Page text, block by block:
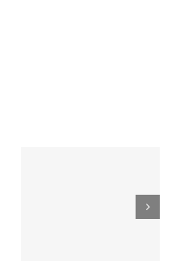
Lustrum Study Trip: